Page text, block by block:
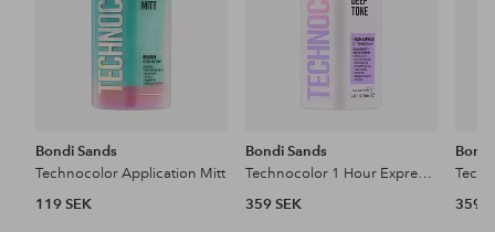
Bondi Sands
Technocolor Application Mitt
119 SEK
Bondi Sands
Technocolor 1 Hour Express Self Tanning Foam 200ml
359 SEK
359